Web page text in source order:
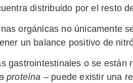
distribuido por el resto
orgánicas no únicamente
un balance positivo de
gastrointestinales o se están
proteína – puede existir una